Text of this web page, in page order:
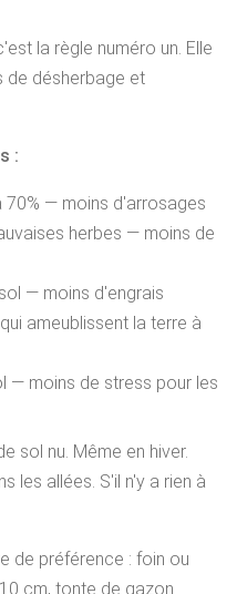
la règle numéro un. Elle
de désherbage et
:
70% — moins d'arrosages
herbes — moins de
— moins d'engrais
ameublissent la terre à
— moins de stress pour les
sol nu. Même en hiver.
les allées. S'il n'y a rien à
de préférence : foin ou
cm, tonte de gazon